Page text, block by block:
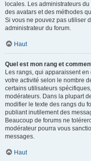
locales. Les administrateurs
des avatars et des méthodes
Si vous ne pouvez pas utiliser
administrateur du forum.
Haut
Quel est mon rang et
Les rangs, qui apparaissent
votre activité selon le nombre
certains utilisateurs
modérateurs. Dans la plupart
modifier le texte des rangs du
publiant inutilement des
Beaucoup de forums ne
modérateur pourra vous
messages.
Haut